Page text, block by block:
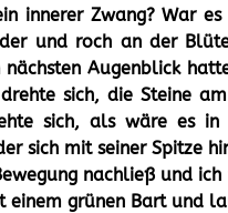
innerer Zwang? War
und roch an der
nächsten Augenblick
sich, die Steine
sich, als wäre es in
sich mit seiner Spitze
nachließ und
einem grünen Bart und